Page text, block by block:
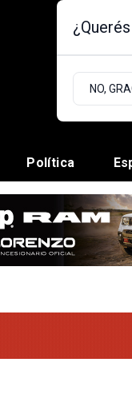
Política
NO,